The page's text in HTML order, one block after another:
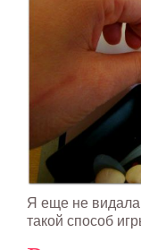
Я еще не видала
такой способ